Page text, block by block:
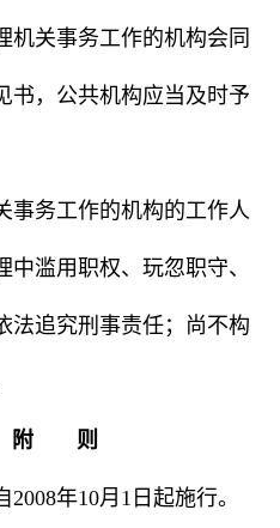
机关事务工作的机构会同
书，公共机构应当及时予
务工作的机构的工作人
滥用职权、玩忽职守、
法追究刑事责任；尚不构
附 则
年10月1日起施行。